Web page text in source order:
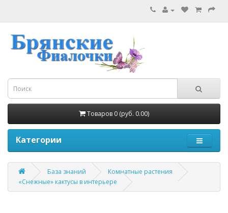
Товаров 0 (руб. 0.00)
Категории
База знаний
Комнатные растения
«Cнежные» кактусы в интерьере